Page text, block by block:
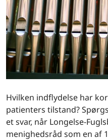
Hvilken indflydelse har
patienters tilstand?
et svar, når Longelse-
menighedsråd som en af